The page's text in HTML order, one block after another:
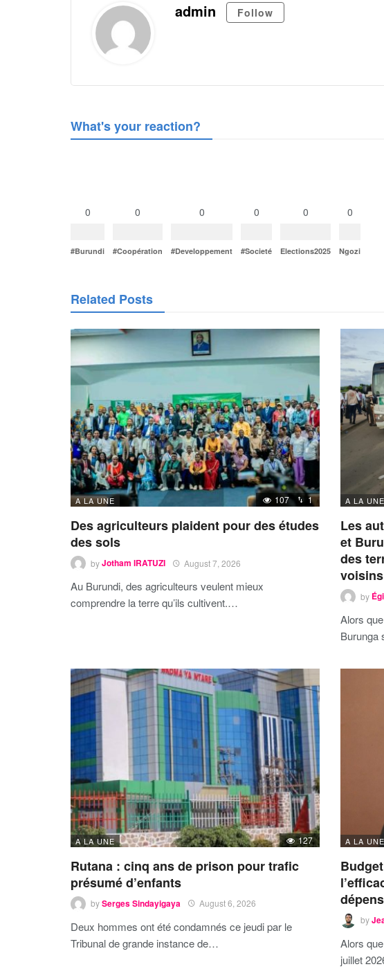
admin Follow
What's your reaction?
0
#Burundi
0
#Coopération
0
#Developpement
0
#Societé
0
Elections2025
0
Ngozi
Related Posts
A LA UNE 107 1
Des agriculteurs plaident pour des études
des sols
byJotham IRATUZI August 7, 2026
Au Burundi, des agriculteurs veulent mieux
comprendre la terre qu’ils cultivent.…
A LA UNE
Les
et
des
voisins
by
Alors
Burunga
A LA UNE 127
Rutana : cinq ans de prison pour trafic
présumé d’enfants
bySerges Sindayigaya August 6, 2026
Deux hommes ont été condamnés ce jeudi par le
Tribunal de grande instance de…
A LA UNE
by
Alors
juillet